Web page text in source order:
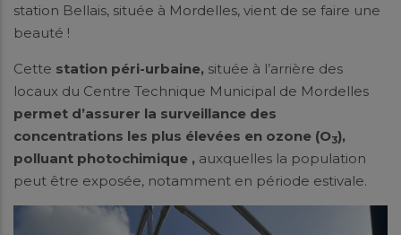
station Bellais, située à Mordelles, vient de se faire une
beauté !
Cette station péri-urbaine, située à l’arrière des
locaux du Centre Technique Municipal de Mordelles
permet d’assurer la surveillance des
concentrations les plus élevées en ozone (O3),
polluant photochimique , auxquelles la population
peut être exposée, notamment en période estivale.